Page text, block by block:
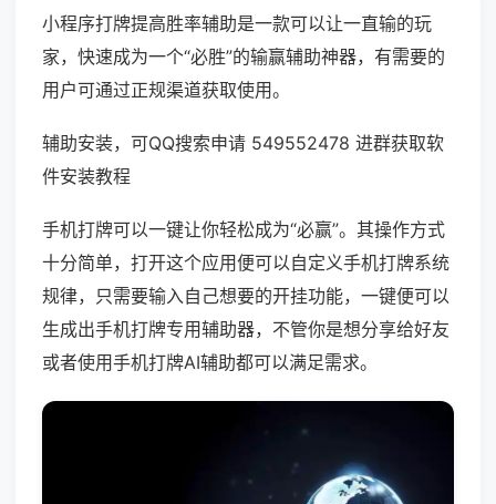
小程序打牌提高胜率辅助是一款可以让一直输的玩
家，快速成为一个“必胜”的输赢辅助神器，有需要的
用户可通过正规渠道获取使用。
辅助安装，可QQ搜索申请 549552478 进群获取软
件安装教程
手机打牌可以一键让你轻松成为“必赢”。其操作方式
十分简单，打开这个应用便可以自定义手机打牌系统
规律，只需要输入自己想要的开挂功能，一键便可以
生成出手机打牌专用辅助器，不管你是想分享给好友
或者使用手机打牌AI辅助都可以满足需求。